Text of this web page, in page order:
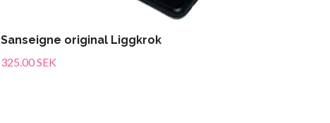
Sanseigne original Liggkrok
325.00 SEK